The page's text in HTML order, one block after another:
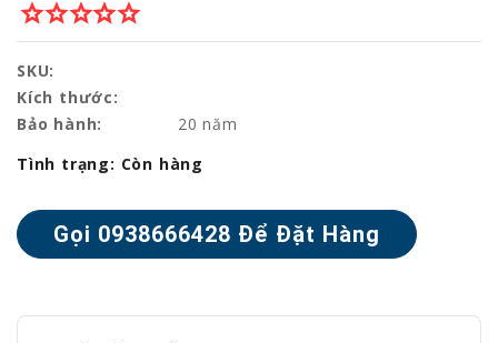
star_borderstar_borderstar_borderstar_borderstar_border
SKU:
Kích thước:
Bảo hành:
20 năm
Tình trạng: Còn hàng